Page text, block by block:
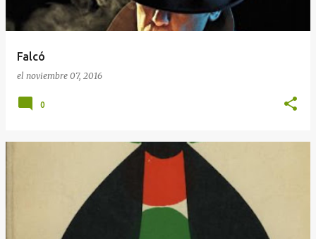
Falcó
el noviembre 07, 2016
0